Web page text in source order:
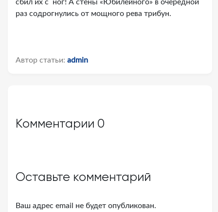
сбил их с ног! А стены «Юбилейного» в очередной
раз содрогнулись от мощного рева трибун.
Автор статьи: admin
Комментарии 0
Оставьте комментарий
Ваш адрес email не будет опубликован.